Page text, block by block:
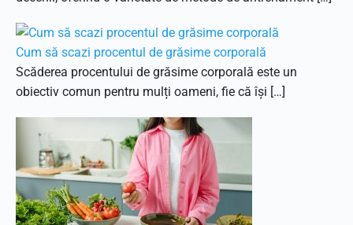
Cum să scazi procentul de grăsime corporală
Scăderea procentului de grăsime corporală este un
obiectiv comun pentru mulți oameni, fie că își […]